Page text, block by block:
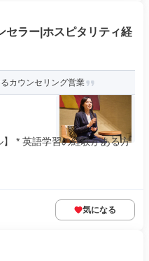
セラー|ホスピタリティ経
カウンセリング営業
* 英語学習の経験がある方
気になる